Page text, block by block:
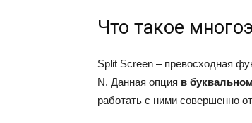
Что такое
Split Screen – превосходная
N. Данная опция в
работать с ними совершенно